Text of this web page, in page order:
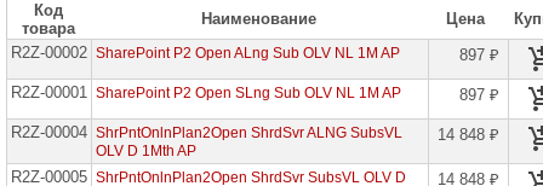
Мониторы
и
панели
Проекторы
лампы
для
Код
товара
Наименование Цена
R2Z-00002 SharePoint P2 Open ALng Sub OLV NL 1M AP 897 ₽
R2Z-00001 SharePoint P2 Open SLng Sub OLV NL 1M AP 897 ₽
R2Z-00004 ShrPntOnlnPlan2Open ShrdSvr ALNG SubsVL
OLV D 1Mth AP
14 848 ₽
R2Z-00005 ShrPntOnlnPlan2Open ShrdSvr SubsVL OLV D
14 848 ₽